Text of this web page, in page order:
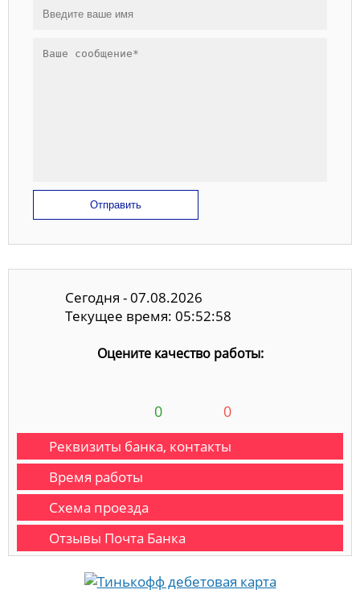
Отправить
Сегодня - 07.08.2026
Текущее время: 05:52:58
Оцените качество работы:
0 0
Реквизиты банка, контакты
Время работы
Схема проезда
Отзывы Почта Банка